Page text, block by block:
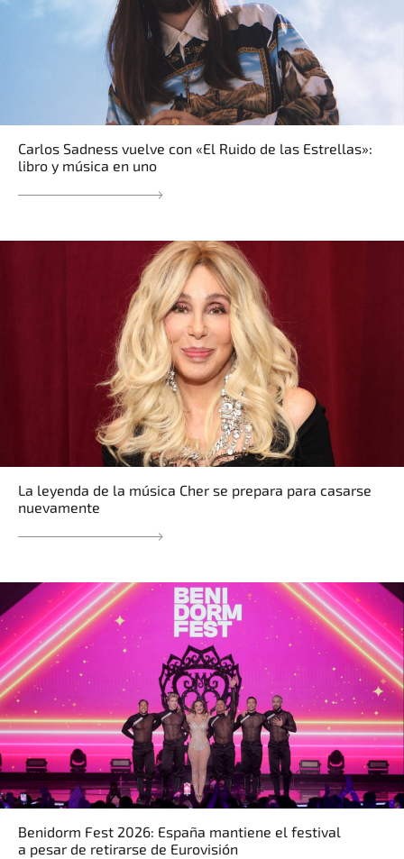
Carlos Sadness vuelve con «El Ruido de las Estrellas»:
libro y música en uno
La leyenda de la música Cher se prepara para casarse
nuevamente
Benidorm Fest 2026: España mantiene el festival
a pesar de retirarse de Eurovisión